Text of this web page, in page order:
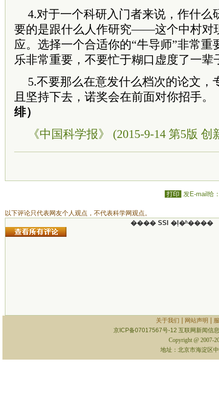
4.对于一个科研入门者来说，作什么
要的是跟什么人作研究——这个中村对
应。选择一个合适你的“牛导师”非常重
乐非常重要，不要忙于糊口虚度了一辈
5.不要那么在意发什么档次的论文，
且坚持下去，诺奖会在前面对你招手。
绯）
《中国科学报》 (2015-9-14 第5版 创
打印 发E-mail给
以下评论只代表网友个人观点，不代表科学网观点。
���� SSI �ļ�ʱ����
关于我们 网站声明
京ICP备07017567号-12 互联网新闻信
Copyright @ 2007-
地址：北京市海淀区